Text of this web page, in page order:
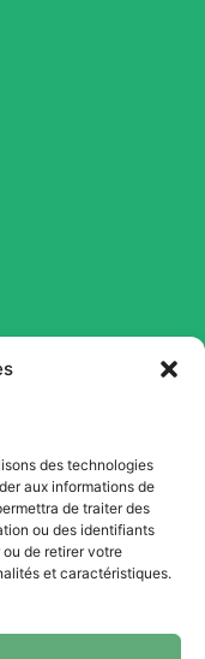
des technologies
aux informations de
de traiter des
ou des identifiants
de retirer votre
et caractéristiques.